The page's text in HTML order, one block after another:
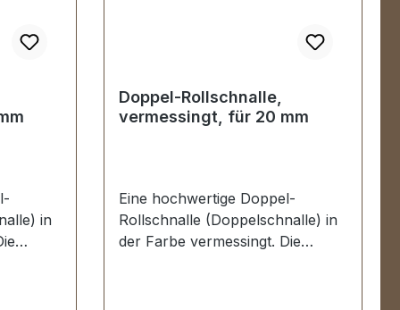
in
Doppel-Rollschnalle,
vermessingt, für 20 mm
Eine hochwertige Doppel-
Rollschnalle (Doppelschnalle) in
der Farbe vermessingt. Die